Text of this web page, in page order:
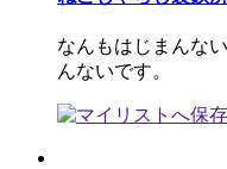
なんもはじまんな
んないです。